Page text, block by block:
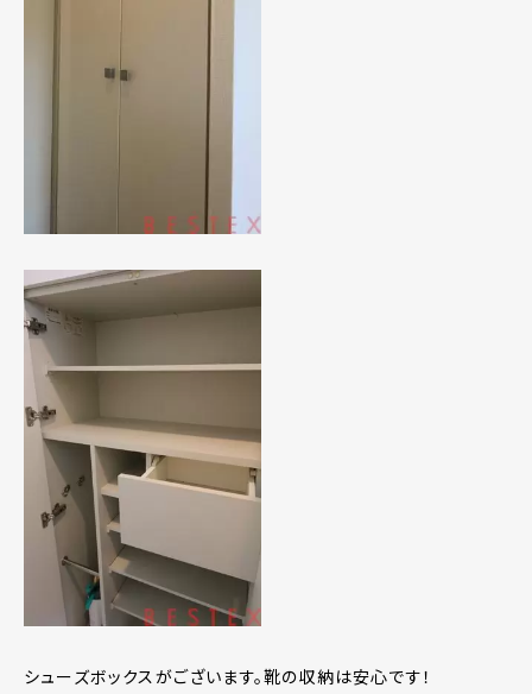
シューズボックスがございます。靴の収納は安心です！